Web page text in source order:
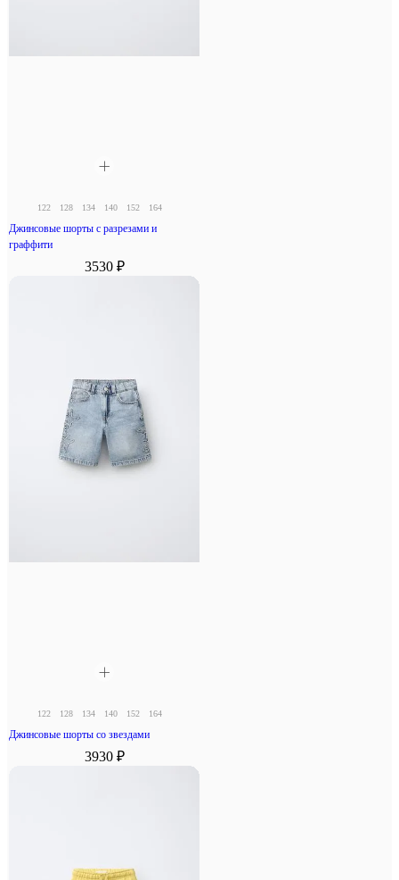
122 128 134 140 152 164
Джинсовые шорты с разрезами и
граффити
3530 ₽
122 128 134 140 152 164
Джинсовые шорты со звездами
3930 ₽